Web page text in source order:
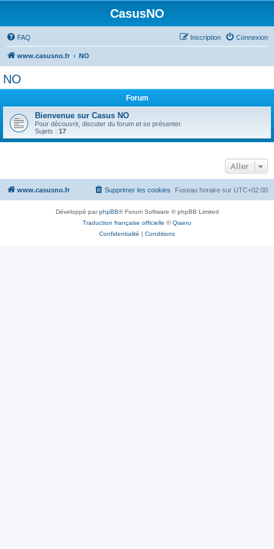
CasusNO
FAQ Connexion
Inscription
www.casusno.fr NO
NO
Forum
Bienvenue sur Casus NO
Pour découvrir, discuter du forum et se présenter.
Sujets : 17
Aller
www.casusno.fr Fuseau horaire sur UTC+02:00
Supprimer les cookies
Développé parphpBB® Forum Software © phpBB Limited
Traduction française officielle ©Qiaeru
Confidentialité | Conditions